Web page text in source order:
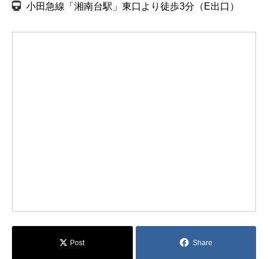
小田急線「湘南台駅」東口より徒歩3分（E出口）
Post Share